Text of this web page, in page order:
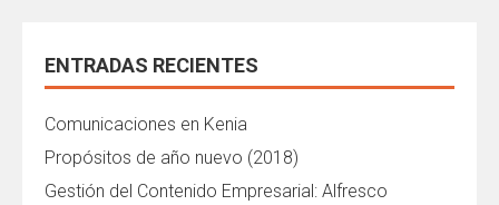
ENTRADAS RECIENTES
Comunicaciones en Kenia
Propósitos de año nuevo (2018)
Gestión del Contenido Empresarial: Alfresco